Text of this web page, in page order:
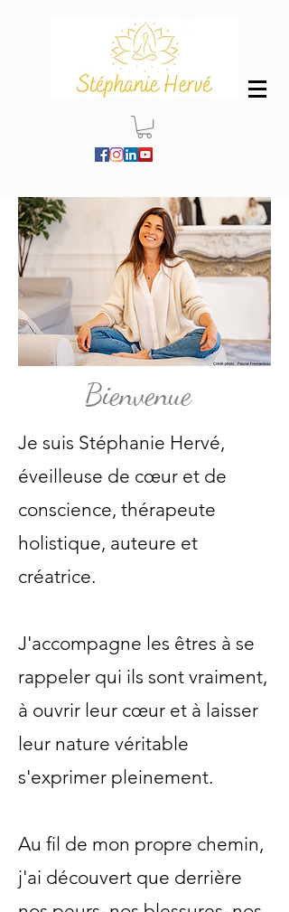
Bienvenue
Je suis Stéphanie Hervé,
éveilleuse de cœur et de
conscience, thérapeute
holistique, auteure et
créatrice.
J'accompagne les êtres à se
rappeler qui ils sont vraiment,
à ouvrir leur cœur et à laisser
leur nature véritable
s'exprimer pleinement.
Au fil de mon propre chemin,
j'ai découvert que derrière